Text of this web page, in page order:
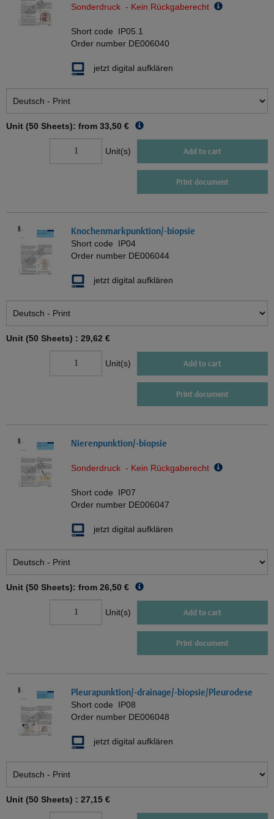
Sonderdruck - Kein Rückgaberecht
Short code IP05.1
Order number DE006040
jetzt digital aufklären
Unit (50 Sheets): from 33,50 €
Unit(s) Add to cart
Print document
Knochenmarkpunktion/-biopsie
Short code IP04
Order number DE006044
jetzt digital aufklären
Unit (50 Sheets) : 29,62 €
Unit(s) Add to cart
Print document
Nierenpunktion/-biopsie
Sonderdruck - Kein Rückgaberecht
Short code IP07
Order number DE006047
jetzt digital aufklären
Unit (50 Sheets): from 26,50 €
Unit(s) Add to cart
Print document
Pleurapunktion/-drainage/-biopsie/Pleurodese
Short code IP08
Order number DE006048
jetzt digital aufklären
Unit (50 Sheets) : 27,15 €